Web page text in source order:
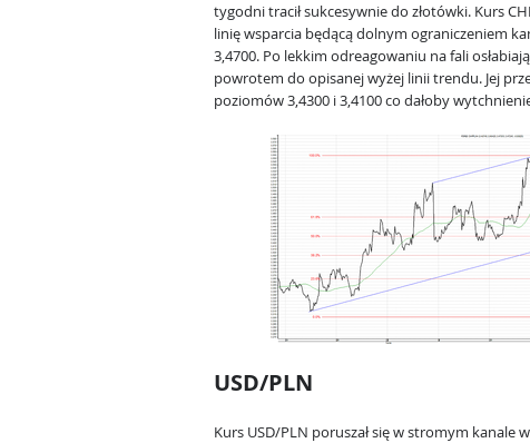
tygodni tracił sukcesywnie do złotówki. Kurs
linię wsparcia będącą dolnym ograniczeniem
3,4700. Po lekkim odreagowaniu na fali
powrotem do opisanej wyżej linii trendu. Jej
poziomów 3,4300 i 3,4100 co dałoby
USD/PLN
Kurs USD/PLN poruszał się w stromym kanale